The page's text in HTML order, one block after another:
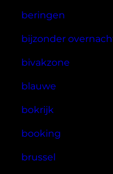
beringen
bijzonder
bivakzone
blauwe
bokrijk
booking
brussel